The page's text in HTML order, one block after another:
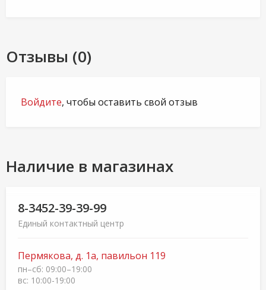
Отзывы (0)
Войдите, чтобы оставить свой отзыв
Наличие в магазинах
8-3452-39-39-99
Единый контактный центр
Пермякова, д. 1а, павильон 119
пн–сб: 09:00–19:00
вс: 10:00-19:00